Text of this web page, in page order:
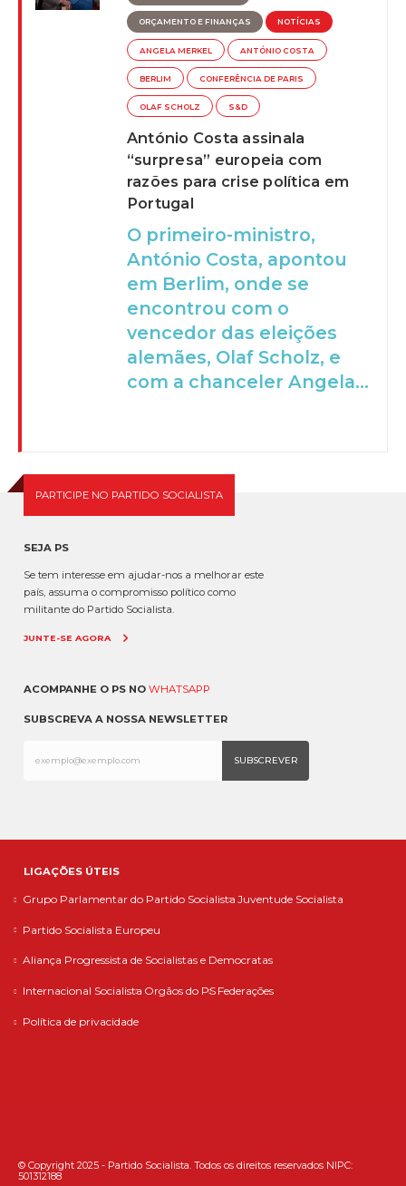
ORÇAMENTO E FINANÇAS NOTÍCIAS
ANGELA MERKEL ANTÓNIO COSTA
BERLIM CONFERÊNCIA DE PARIS
OLAF SCHOLZ S&D
António Costa assinala
“surpresa” europeia com
razões para crise política em
Portugal
O primeiro-ministro,
António Costa, apontou
em Berlim, onde se
encontrou com o
vencedor das eleições
alemães, Olaf Scholz, e
com a chanceler Angela...
PARTICIPE NO PARTIDO SOCIALISTA
SEJA PS
Se tem interesse em ajudar-nos a melhorar este
país, assuma o compromisso político como
militante do Partido Socialista.
JUNTE-SE AGORA
ACOMPANHE O PS NO WHATSAPP
SUBSCREVA A NOSSA NEWSLETTER
LIGAÇÕES ÚTEIS
Grupo Parlamentar do Partido Socialista Juventude Socialista
Partido Socialista Europeu
Aliança Progressista de Socialistas e Democratas
Internacional Socialista Orgãos do PS Federações
Política de privacidade
© Copyright 2025 - Partido Socialista. Todos os direitos reservados NIPC:
501312188